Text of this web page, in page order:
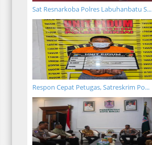
Sat Resnarkoba Polres Labuhanbatu S...
Respon Cepat Petugas, Satreskrim Po...